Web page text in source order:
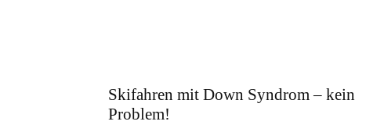
Skifahren mit Down Syndrom – kein
Problem!